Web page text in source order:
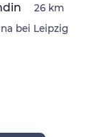
bei Leipzig
26 km